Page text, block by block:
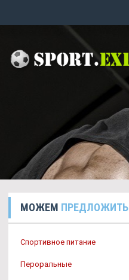
МОЖЕМ ПРЕДЛОЖИТЬ
Спортивное питание
Пероральные